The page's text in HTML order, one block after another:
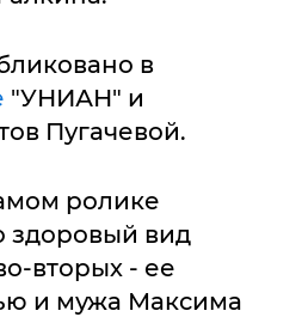
в
"УНИАН" и
Пугачевой.
ролике
здоровый вид
вторых - ее
и мужа Максима